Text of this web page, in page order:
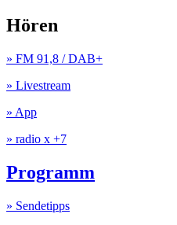
Hören
» FM 91,8 / DAB+
» Livestream
» App
» radio x +7
Programm
» Sendetipps